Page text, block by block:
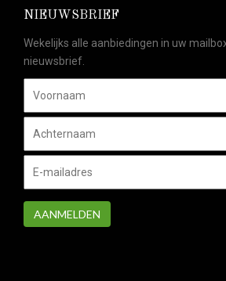
NIEUWSBRIEF
Wekelijks alle aanbiedingen in uw
nieuwsbrief.
AANMELDEN